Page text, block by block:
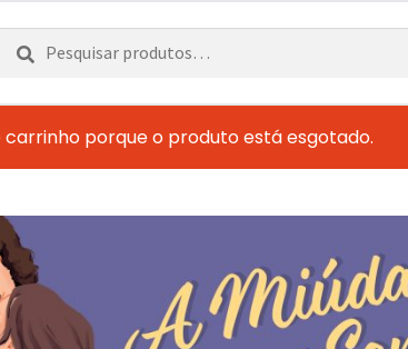
Pesquisar
por:
Pesquisa
carrinho porque o produto está esgotado.